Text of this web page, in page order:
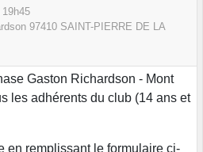
97410 SAINT-PIERRE DE LA
Gaston Richardson - Mont
les adhérents du club (14 ans et
en remplissant le formulaire ci-